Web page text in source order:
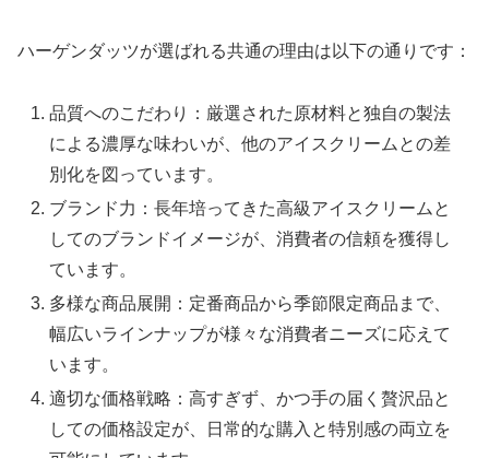
ハーゲンダッツが選ばれる共通の理由は以下の通りです：
品質へのこだわり：厳選された原材料と独自の製法
による濃厚な味わいが、他のアイスクリームとの差
別化を図っています。
ブランド力：長年培ってきた高級アイスクリームと
してのブランドイメージが、消費者の信頼を獲得し
ています。
多様な商品展開：定番商品から季節限定商品まで、
幅広いラインナップが様々な消費者ニーズに応えて
います。
適切な価格戦略：高すぎず、かつ手の届く贅沢品と
しての価格設定が、日常的な購入と特別感の両立を